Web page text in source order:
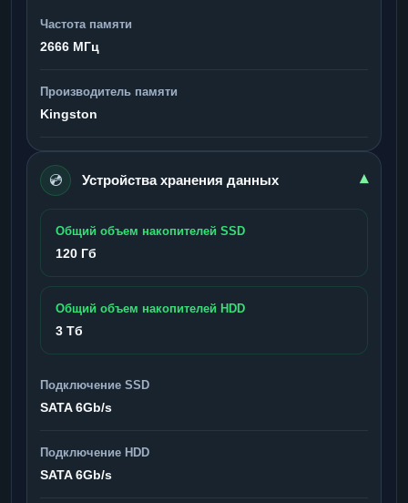
Частота памяти
2666 МГц
Производитель памяти
Kingston
💿 Устройства хранения данных ▾
Общий объем накопителей SSD
120 Гб
Общий объем накопителей HDD
3 Тб
Подключение SSD
SATA 6Gb/s
Подключение HDD
SATA 6Gb/s